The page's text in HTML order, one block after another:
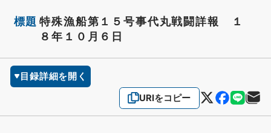
標題 特殊漁船第１５号事代丸戦闘詳報 １
８年１０月６日
目録詳細を開く
URIをコピー